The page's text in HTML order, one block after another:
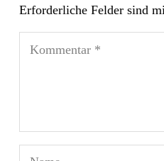
Erforderliche Felder sind